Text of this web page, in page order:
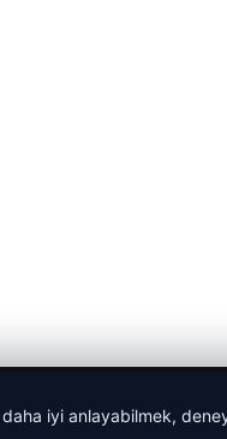
daha iyi anlayabilmek,